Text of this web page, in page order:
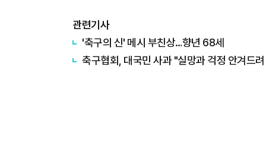
관련기사
'축구의 신' 메시 부친상…향년 68세
축구협회, 대국민 사과 "실망과 걱정 안겨드